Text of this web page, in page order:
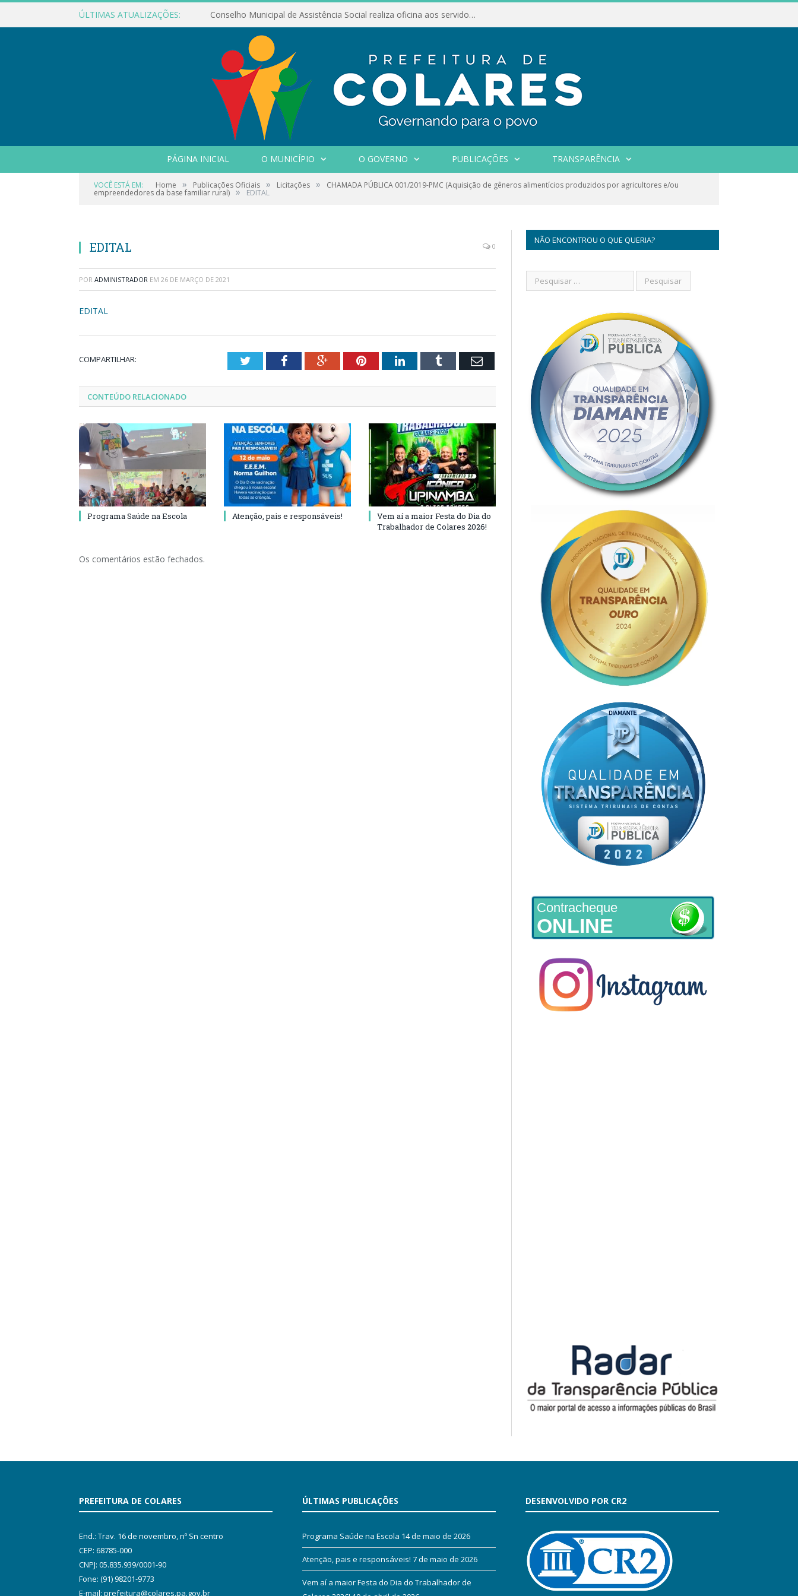
ÚLTIMAS ATUALIZAÇÕES: Conselho Municipal de Assistência Social realiza oficina aos servidores
PÁGINA INICIAL O MUNICÍPIO O GOVERNO PUBLICAÇÕES TRANSPARÊNCIA
VOCÊ ESTÁ EM: Home » Publicações Oficiais » Licitações » CHAMADA PÚBLICA 001/2019-PMC (Aquisição de gêneros alimentícios produzidos por agricultores e/ou
empreendedores da base familiar rural) » EDITAL
EDITAL 0
POR ADMINISTRADOR EM 26 DE MARÇO DE 2021
EDITAL
COMPARTILHAR: TwitterFacebookGoogle+PinterestLinkedInTumblr Email
CONTEÚDO RELACIONADO
Programa Saúde na Escola Atenção, pais e responsáveis!
Vem aí a maior Festa do Dia do
Trabalhador de Colares 2026!
Os comentários estão fechados.
NÃO ENCONTROU O QUE QUERIA?
Contracheque
ONLINE
PREFEITURA DE COLARES
End.: Trav. 16 de novembro, nº Sn centro
CEP: 68785-000
CNPJ: 05.835.939/0001-90
Fone: (91) 98201-9773
E-mail: prefeitura@colares.pa.gov.br
ÚLTIMAS PUBLICAÇÕES
Programa Saúde na Escola 14 de maio de 2026
Atenção, pais e responsáveis! 7 de maio de 2026
Vem aí a maior Festa do Dia do Trabalhador de
DESENVOLVIDO POR CR2